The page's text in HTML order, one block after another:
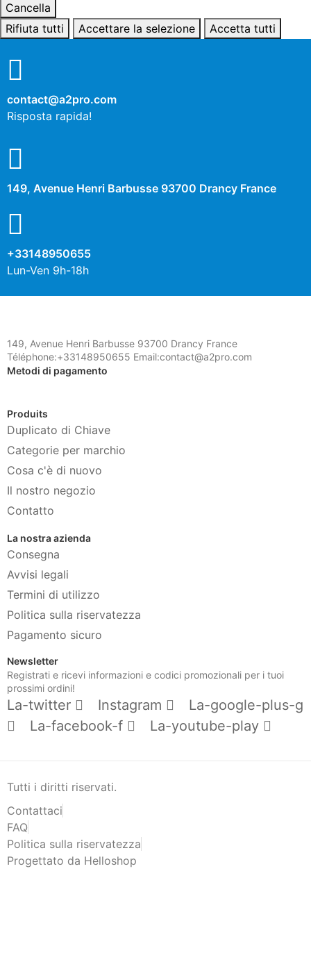
Cancella
Rifiuta tutti
Accettare la selezione Accetta tutti
contact@a2pro.com
Risposta rapida!
149, Avenue Henri Barbusse 93700 Drancy France
+33148950655
Lun-Ven 9h-18h
149, Avenue Henri Barbusse 93700 Drancy France
Téléphone:+33148950655 Email:contact@a2pro.com
Metodi di pagamento
Produits
Duplicato di Chiave
Categorie per marchio
Cosa c'è di nuovo
Il nostro negozio
Contatto
La nostra azienda
Consegna
Avvisi legali
Termini di utilizzo
Politica sulla riservatezza
Pagamento sicuro
Newsletter
Registrati e ricevi informazioni e codici promozionali per i tuoi
prossimi ordini!
La-twitter Instagram
La-google-plus-g
La-facebook-f
La-youtube-play
Tutti i diritti riservati.
Contattaci
FAQ
Politica sulla riservatezza
Progettato da Helloshop